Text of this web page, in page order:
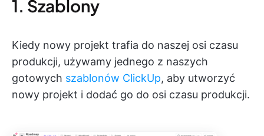
1. Szablony
Kiedy nowy projekt trafia do naszej osi czasu
produkcji, używamy jednego z naszych
gotowych szablonów ClickUp, aby utworzyć
nowy projekt i dodać go do osi czasu produkcji.